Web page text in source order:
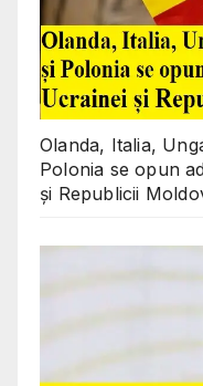
Olanda, Italia,
Polonia se opun
și Republicii